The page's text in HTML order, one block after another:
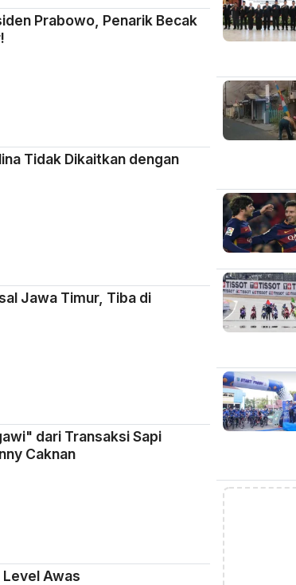
Prabowo, Penarik Becak
Tidak Dikaitkan dengan
Jawa Timur, Tiba di
dari Transaksi Sapi
Caknan
Level Awas